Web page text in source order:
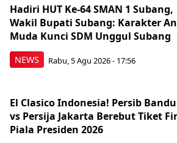
NEWS
Hadiri HUT Ke-64 SMAN 1 Subang,
Wakil Bupati Subang: Karakter
Muda Kunci SDM Unggul Subang
Rabu, 5 Agu 2026 - 17:56
El Clasico Indonesia! Persib
vs Persija Jakarta Berebut Tiket
Piala Presiden 2026